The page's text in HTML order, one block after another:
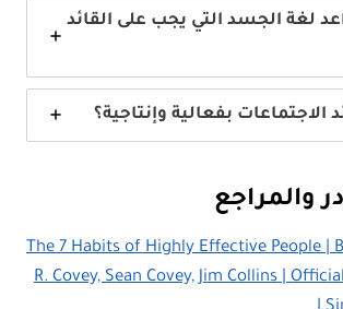
لغة الجسد التي يجب على القائد
الاجتماعات بفعالية وإنتاجية؟
والمراجع
The 7 Habits of Highly Effective People |
R. Covey, Sean Covey, Jim Collins |